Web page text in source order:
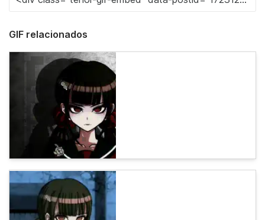
GIF relacionados